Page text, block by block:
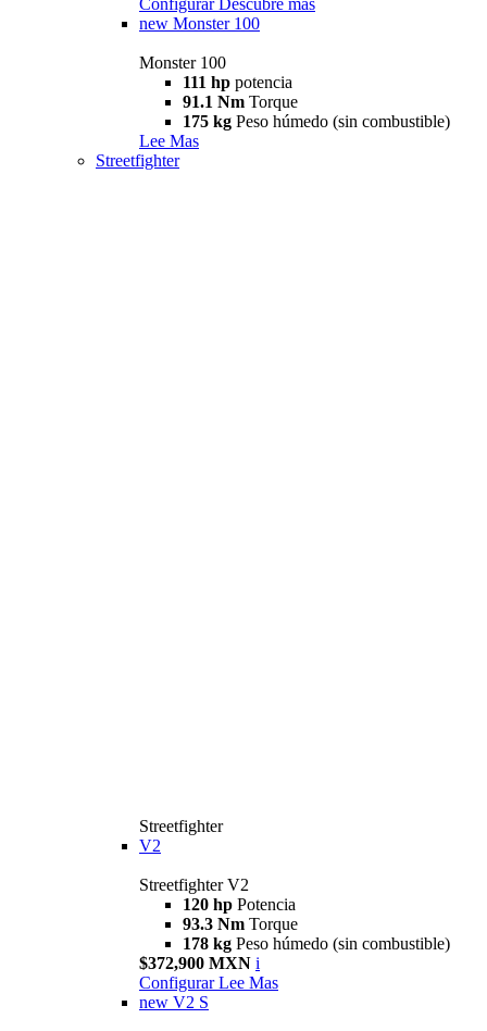
Configurar Descubre más
new Monster 100
Monster 100
111 hp potencia
91.1 Nm Torque
175 kg Peso húmedo (sin combustible)
Lee Mas
Streetfighter
Streetfighter
V2
Streetfighter V2
120 hp Potencia
93.3 Nm Torque
178 kg Peso húmedo (sin combustible)
$372,900 MXN i
Configurar Lee Mas
new V2 S